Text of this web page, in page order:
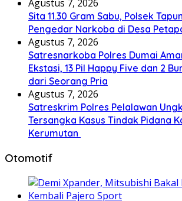
Agustus 7, 2026
Sita 11.30 Gram Sabu, Polsek
Pengedar Narkoba di Desa
Agustus 7, 2026
Satresnarkoba Polres Dumai
Ekstasi, 13 Pil Happy Five dan 2
dari Seorang Pria
Agustus 7, 2026
Satreskrim Polres Pelalawan
Tersangka Kasus Tindak Pidana
Kerumutan
Otomotif